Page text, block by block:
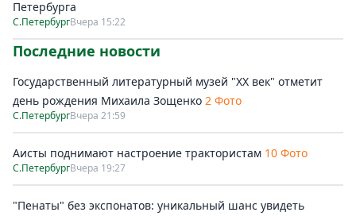
Петербурга
С.ПетербургВчера 15:22
Последние новости
Государственный литературный музей "ХХ век" отметит
день рождения Михаила Зощенко 2 Фото
С.ПетербургВчера 21:59
Аисты поднимают настроение трактористам 10 Фото
С.ПетербургВчера 19:27
"Пенаты" без экспонатов: уникальный шанс увидеть